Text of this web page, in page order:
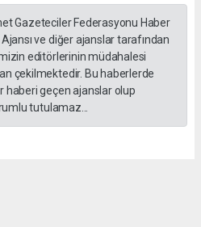
Gazeteciler Federasyonu Haber
ve diğer ajanslar tarafından
editörlerinin müdahalesi
çekilmektedir. Bu haberlerde
haberi geçen ajanslar olup
tutulamaz...